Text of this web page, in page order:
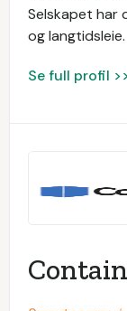
Selskapet har
og langtidsleie.
Se full profil